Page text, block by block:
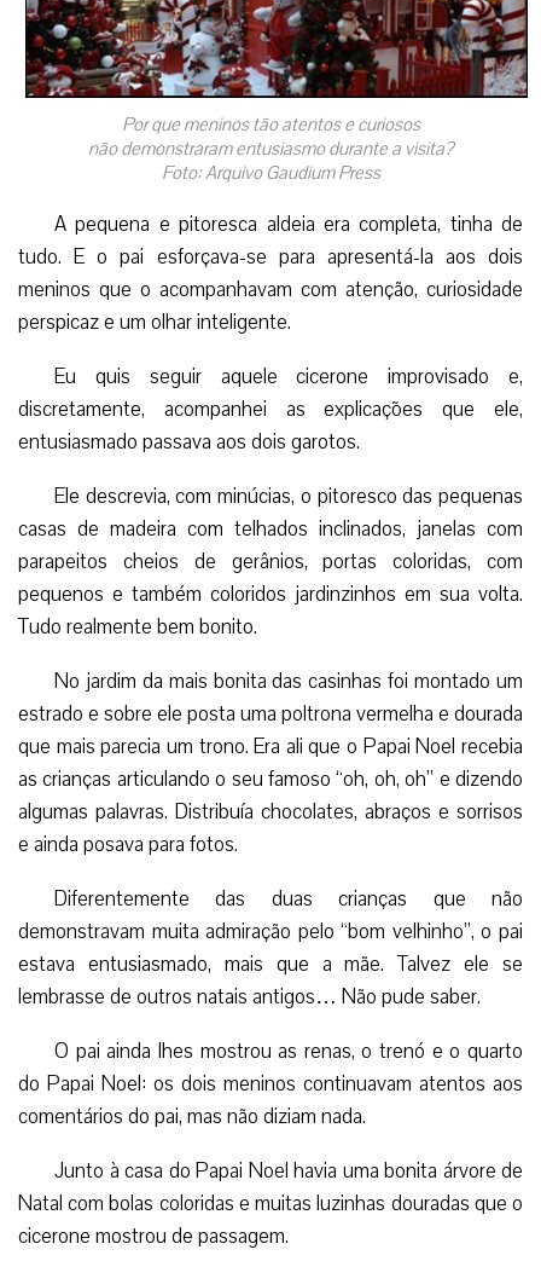
Por que meninos tão atentos e curiosos
não demonstraram entusiasmo durante a visita?
Foto: Arquivo Gaudium Press
A pequena e pitoresca aldeia era completa, tinha de
tudo. E o pai esforçava-se para apresentá-la aos dois
meninos que o acompanhavam com atenção, curiosidade
perspicaz e um olhar inteligente.
Eu quis seguir aquele cicerone improvisado e,
discretamente, acompanhei as explicações que ele,
entusiasmado passava aos dois garotos.
Ele descrevia, com minúcias, o pitoresco das pequenas
casas de madeira com telhados inclinados, janelas com
parapeitos cheios de gerânios, portas coloridas, com
pequenos e também coloridos jardinzinhos em sua volta.
Tudo realmente bem bonito.
No jardim da mais bonita das casinhas foi montado um
estrado e sobre ele posta uma poltrona vermelha e dourada
que mais parecia um trono. Era ali que o Papai Noel recebia
as crianças articulando o seu famoso “oh, oh, oh” e dizendo
algumas palavras. Distribuía chocolates, abraços e sorrisos
e ainda posava para fotos.
Diferentemente das duas crianças que não
demonstravam muita admiração pelo “bom velhinho”, o pai
estava entusiasmado, mais que a mãe. Talvez ele se
lembrasse de outros natais antigos… Não pude saber.
O pai ainda lhes mostrou as renas, o trenó e o quarto
do Papai Noel: os dois meninos continuavam atentos aos
comentários do pai, mas não diziam nada.
Junto à casa do Papai Noel havia uma bonita árvore de
Natal com bolas coloridas e muitas luzinhas douradas que o
cicerone mostrou de passagem.